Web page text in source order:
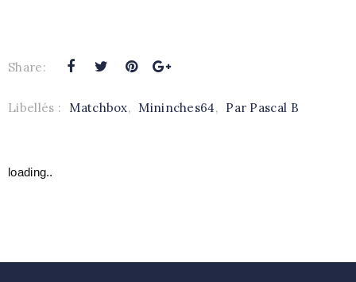
Share:
Libellés : Matchbox, Mininches64, Par Pascal B
loading..